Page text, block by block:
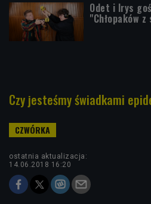
Odet i Irys
"Chłopaków
Czy jesteśmy świadkami
ostatnia aktualizacja:
14.06.2018 16:20